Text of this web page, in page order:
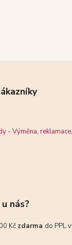
- Výměna,
nás?
Kč zdarma do PPL